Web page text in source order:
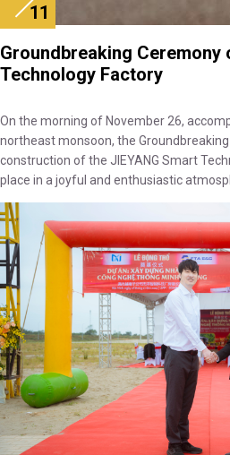
11
Groundbreaking Ceremony
Technology Factory
On the morning of November 26,
northeast monsoon, the
construction of the JIEYANG Smart
place in a joyful and enthusiastic